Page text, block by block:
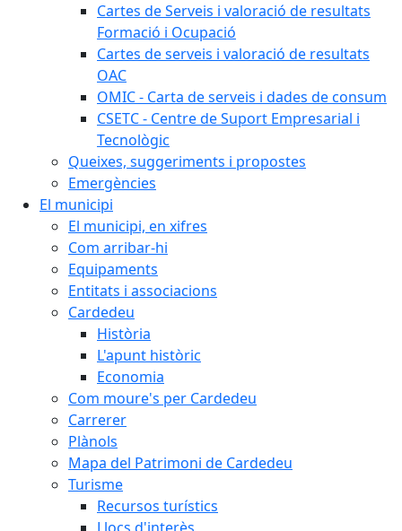
Cartes de Serveis i valoració de resultats
Formació i Ocupació
Cartes de serveis i valoració de resultats
OAC
OMIC - Carta de serveis i dades de consum
CSETC - Centre de Suport Empresarial i
Tecnològic
Queixes, suggeriments i propostes
Emergències
El municipi
El municipi, en xifres
Com arribar-hi
Equipaments
Entitats i associacions
Cardedeu
Història
L'apunt històric
Economia
Com moure's per Cardedeu
Carrerer
Plànols
Mapa del Patrimoni de Cardedeu
Turisme
Recursos turístics